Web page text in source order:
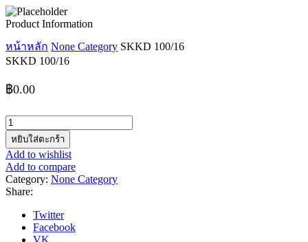
Product Information
หน้าหลัก None Category SKKD 100/16
SKKD 100/16
฿0.00
จำนวน
SKKD
100/16
ชิ้น
หยิบใส่ตะกร้า
Add to wishlist
Add to compare
Category: None Category
Share:
Twitter
Facebook